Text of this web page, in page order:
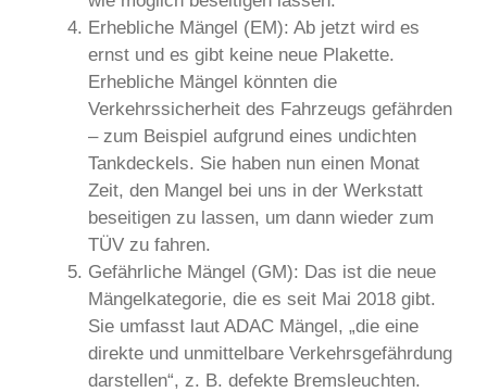
Erhebliche Mängel (EM): Ab jetzt wird es
ernst und es gibt keine neue Plakette.
Erhebliche Mängel könnten die
Verkehrssicherheit des Fahrzeugs gefährden
– zum Beispiel aufgrund eines undichten
Tankdeckels. Sie haben nun einen Monat
Zeit, den Mangel bei uns in der Werkstatt
beseitigen zu lassen, um dann wieder zum
TÜV zu fahren.
Gefährliche Mängel (GM): Das ist die neue
Mängelkategorie, die es seit Mai 2018 gibt.
Sie umfasst laut ADAC Mängel, „die eine
direkte und unmittelbare Verkehrsgefährdung
darstellen“, z. B. defekte Bremsleuchten.